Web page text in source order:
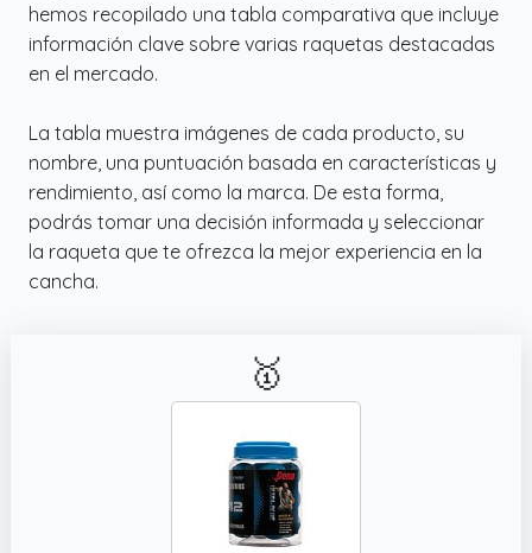
hemos recopilado una tabla comparativa que incluye
información clave sobre varias raquetas destacadas
en el mercado.
La tabla muestra imágenes de cada producto, su
nombre, una puntuación basada en características y
rendimiento, así como la marca. De esta forma,
podrás tomar una decisión informada y seleccionar
la raqueta que te ofrezca la mejor experiencia en la
cancha.
🥇